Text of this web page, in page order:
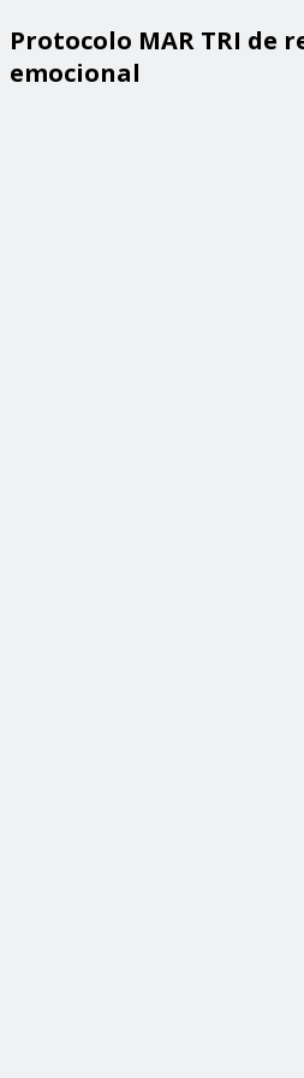
Protocolo MAR TRI de
emocional